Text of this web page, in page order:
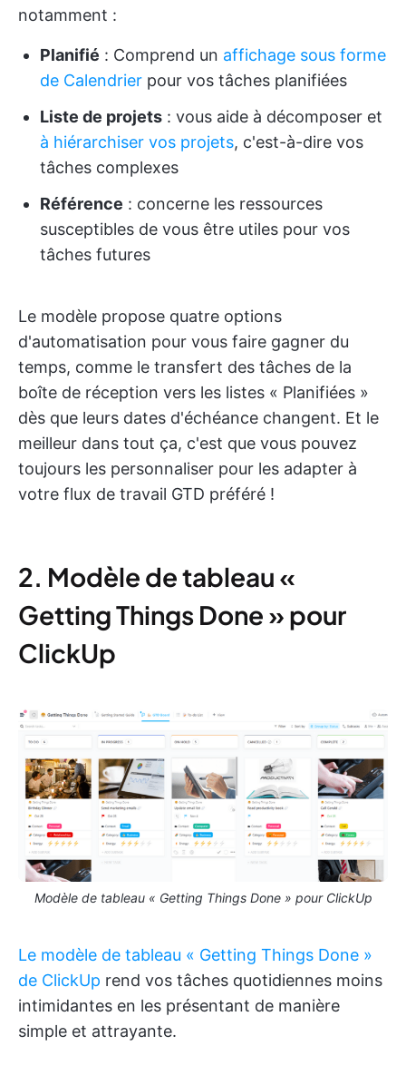
notamment :
Planifié : Comprend un affichage sous forme
de Calendrier pour vos tâches planifiées
Liste de projets : vous aide à décomposer et
à hiérarchiser vos projets, c'est-à-dire vos
tâches complexes
Référence : concerne les ressources
susceptibles de vous être utiles pour vos
tâches futures
Le modèle propose quatre options
d'automatisation pour vous faire gagner du
temps, comme le transfert des tâches de la
boîte de réception vers les listes « Planifiées »
dès que leurs dates d'échéance changent. Et le
meilleur dans tout ça, c'est que vous pouvez
toujours les personnaliser pour les adapter à
votre flux de travail GTD préféré !
2. Modèle de tableau «
Getting Things Done » pour
ClickUp
Modèle de tableau « Getting Things Done » pour ClickUp
Le modèle de tableau « Getting Things Done »
de ClickUp rend vos tâches quotidiennes moins
intimidantes en les présentant de manière
simple et attrayante.